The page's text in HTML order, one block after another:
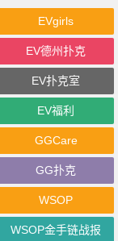
EVgirls
EV德州扑克
EV扑克室
EV福利
GGCare
GG扑克
WSOP
WSOP金手链战报